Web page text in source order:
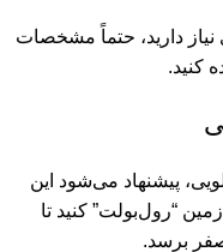
دارید، حتماً مشخصات
کنید.
وزن ۲۰۰ کیلویی، پیشنهاد می‌شود این
“رول‌بولت” کنید تا
برسد.